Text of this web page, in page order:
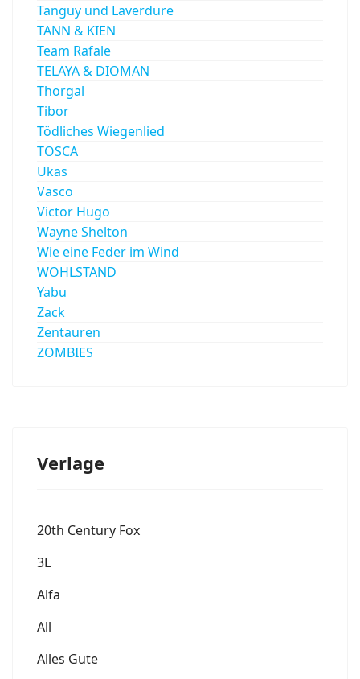
Tanguy und Laverdure
TANN & KIEN
Team Rafale
TELAYA & DIOMAN
Thorgal
Tibor
Tödliches Wiegenlied
TOSCA
Ukas
Vasco
Victor Hugo
Wayne Shelton
Wie eine Feder im Wind
WOHLSTAND
Yabu
Zack
Zentauren
ZOMBIES
Verlage
20th Century Fox
3L
Alfa
All
Alles Gute